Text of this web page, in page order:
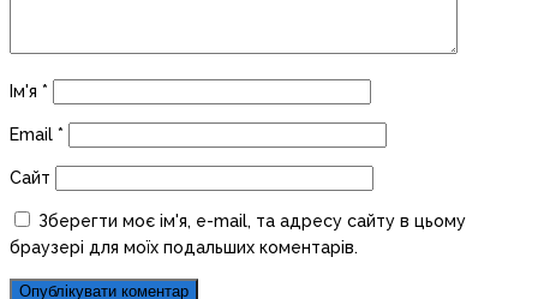
Ім'я *
Email *
Сайт
Зберегти моє ім'я, e-mail, та адресу сайту в цьому
браузері для моїх подальших коментарів.